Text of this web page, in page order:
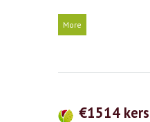
More
€1514